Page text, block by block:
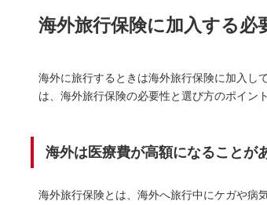
海外旅行保険に加入する必
海外に旅行するときは海外旅行保険に加入し
は、海外旅行保険の必要性と選び方のポイン
海外は医療費が高額になることが
海外旅行保険とは、海外へ旅行中にケガや病